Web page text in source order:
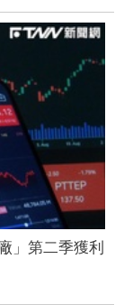
」第二季獲利